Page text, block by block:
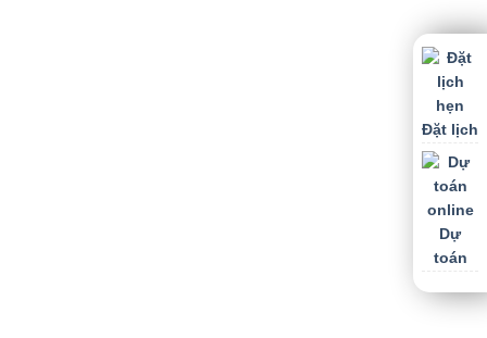
Đặt lịch
Dự
toán